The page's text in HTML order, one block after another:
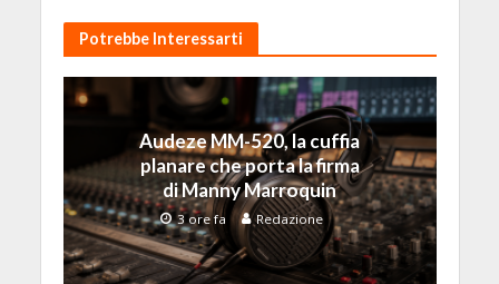
Potrebbe Interessarti
Audeze MM-520, la cuffia
planare che porta la firma
di Manny Marroquin
3 ore fa Redazione